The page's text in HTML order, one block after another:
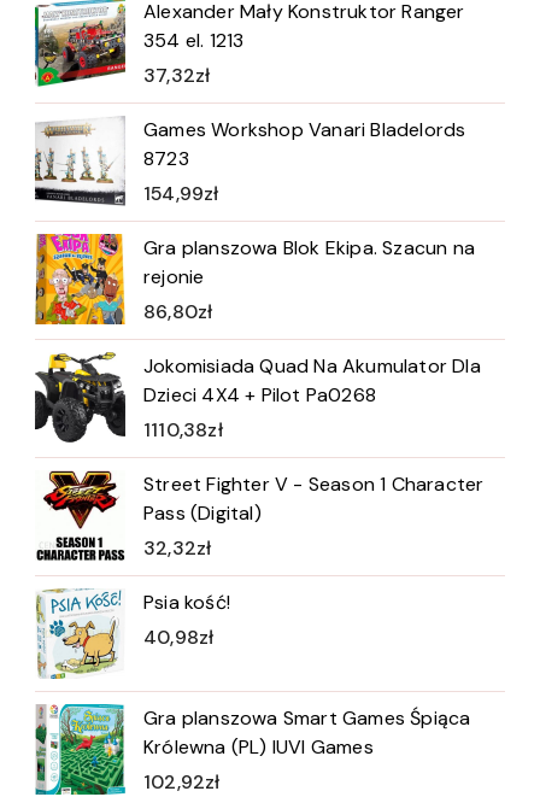
Alexander Mały Konstruktor Ranger
354 el. 1213
37,32zł
Games Workshop Vanari Bladelords
8723
154,99zł
Gra planszowa Blok Ekipa. Szacun na
rejonie
86,80zł
Jokomisiada Quad Na Akumulator Dla
Dzieci 4X4 + Pilot Pa0268
1110,38zł
Street Fighter V - Season 1 Character
Pass (Digital)
32,32zł
Psia kość!
40,98zł
Gra planszowa Smart Games Śpiąca
Królewna (PL) IUVI Games
102,92zł